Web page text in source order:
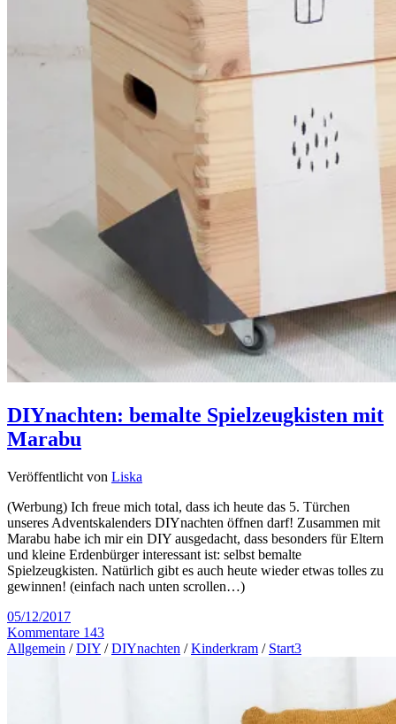
DIYnachten: bemalte Spielzeugkisten mit
Marabu
Veröffentlicht von Liska
(Werbung) Ich freue mich total, dass ich heute das 5. Türchen
unseres Adventskalenders DIYnachten öffnen darf! Zusammen mit
Marabu habe ich mir ein DIY ausgedacht, dass besonders für Eltern
und kleine Erdenbürger interessant ist: selbst bemalte
Spielzeugkisten. Natürlich gibt es auch heute wieder etwas tolles zu
gewinnen! (einfach nach unten scrollen…)
05/12/2017
Kommentare 143
Allgemein /DIY /DIYnachten /Kinderkram / Start3